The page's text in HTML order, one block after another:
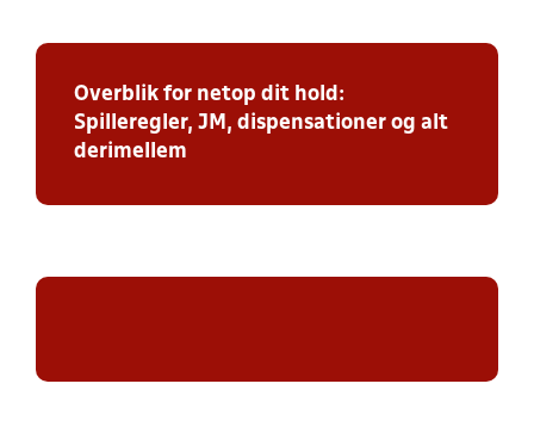
Overblik for netop dit hold:
Spilleregler, JM, dispensationer og alt
derimellem